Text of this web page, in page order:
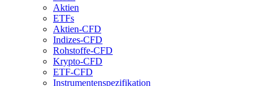
Aktien
ETFs
Aktien-CFD
Indizes-CFD
Rohstoffe-CFD
Krypto-CFD
ETF-CFD
Instrumentenspezifikation